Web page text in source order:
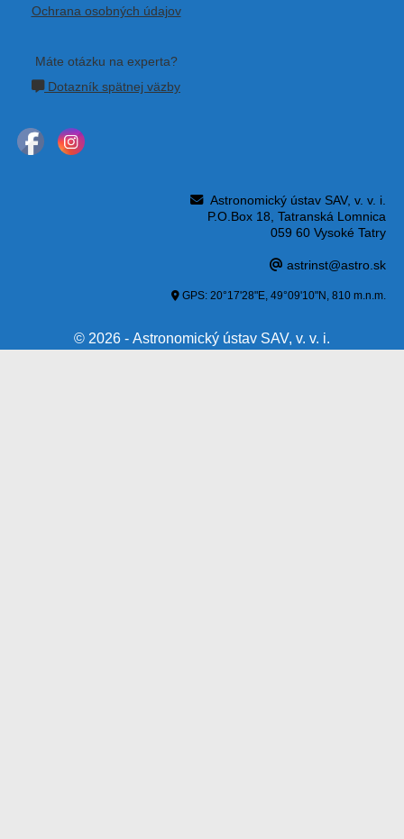
Ochrana osobných údajov
Máte otázku na experta?
Dotazník spätnej väzby
Astronomický ústav SAV, v. v. i.
P.O.Box 18, Tatranská Lomnica
059 60 Vysoké Tatry
astrinst@astro.sk
GPS: 20°17'28"E, 49°09'10"N, 810 m.n.m.
© 2026 - Astronomický ústav SAV, v. v. i.